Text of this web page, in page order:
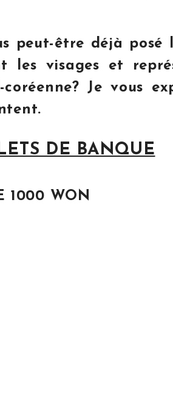
peut-être déjà
les visages et
coréenne? Je vous
DE BANQUE
1000 WON